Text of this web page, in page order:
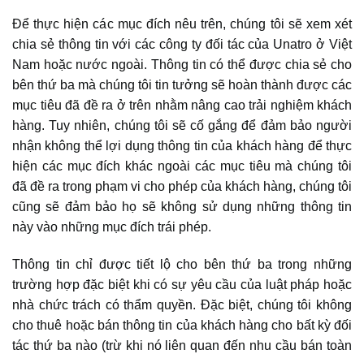
Để thực hiện các mục đích nêu trên, chúng tôi sẽ xem xét
chia sẻ thông tin với các công ty đối tác của Unatro ở Việt
Nam hoặc nước ngoài. Thông tin có thể được chia sẻ cho
bên thứ ba mà chúng tôi tin tưởng sẽ hoàn thành được các
mục tiêu đã đề ra ở trên nhằm nâng cao trải nghiệm khách
hàng. Tuy nhiên, chúng tôi sẽ cố gắng để đảm bảo người
nhận không thể lợi dụng thông tin của khách hàng để thực
hiện các mục đích khác ngoài các mục tiêu mà chúng tôi
đã đề ra trong phạm vi cho phép của khách hàng, chúng tôi
cũng sẽ đảm bảo họ sẽ không sử dụng những thông tin
này vào những mục đích trái phép.
Thông tin chỉ được tiết lộ cho bên thứ ba trong những
trường hợp đặc biệt khi có sự yêu cầu của luật pháp hoặc
nhà chức trách có thẩm quyền. Đặc biệt, chúng tôi không
cho thuê hoặc bán thông tin của khách hàng cho bất kỳ đối
tác thứ ba nào (trừ khi nó liên quan đến nhu cầu bán toàn